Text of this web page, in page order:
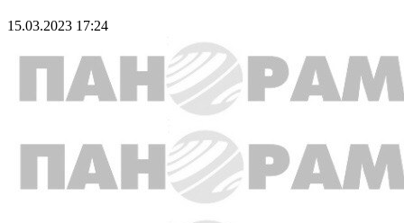
15.03.2023 17:24